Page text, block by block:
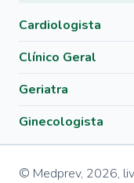
Cardiologista
Clínico Geral
Geriatra
Ginecologista
© Medprev, 2026,